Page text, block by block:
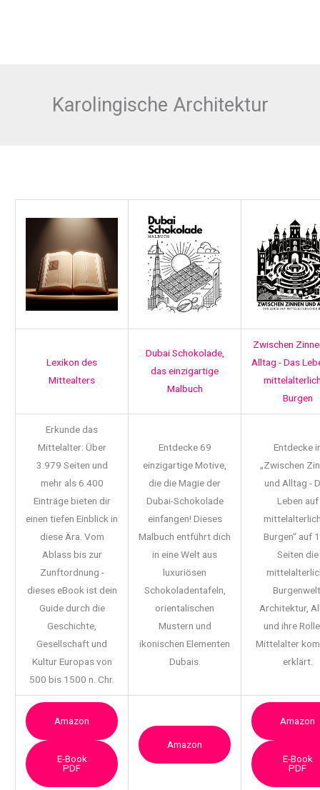
Karolingische Architektur
Lexikon des
Mittealters
Dubai Schokolade,
das einzigartige
Malbuch
Zwischen
Alltag - Das
Burgen
Erkunde das
Mittelalter: Über
3.979 Seiten und
mehr als 6.400
Einträge bieten dir
einen tiefen Einblick in
diese Ära. Vom
Ablass bis zur
Zunftordnung -
dieses eBook ist dein
Guide durch die
Geschichte,
Gesellschaft und
Kultur Europas von
500 bis 1500 n. Chr.
Entdecke 69
einzigartige Motive,
die die Magie der
Dubai-Schokolade
einfangen! Dieses
Malbuch entführt dich
in eine Welt aus
luxuriösen
Schokoladentafeln,
orientalischen
Mustern und
ikonischen Elementen
Dubais.
Entdecke
„Zwischen
und Alltag -
Leben auf
Burgen“ auf
Seiten die
Architektur,
und ihre
Mittelalter
erklärt.
Amazon
E-Book
PDF
Amazon
Amazon
E-Book
PDF